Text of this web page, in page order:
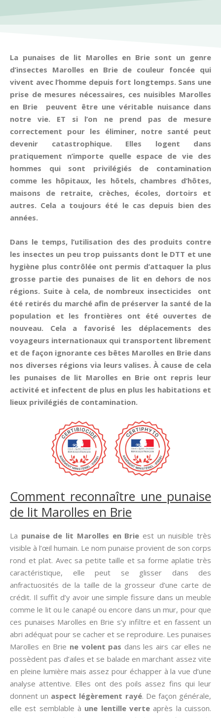
La punaises de lit Marolles en Brie sont un genre
d’insectes Marolles en Brie de couleur foncée qui
vivent avec l’homme depuis fort longtemps. Sans une
prise de mesures nécessaires, ces nuisibles Marolles
en Brie peuvent être une véritable nuisance dans
notre vie. ET si l’on ne prend pas de mesure
correctement pour les éliminer, notre santé peut
devenir catastrophique. Elles logent dans
pratiquement n’importe quelle espace de vie des
hommes qui sont privilégiés de contamination
comme les hôpitaux, les hôtels, chambres d’hôtes,
maisons de retraite, crèches, écoles, dortoirs et
autres. Cela a toujours été le cas depuis bien des
années.
Dans le temps, l’utilisation des des produits contre
les insectes un peu trop puissants dont le DTT et une
hygiène plus contrôlée ont permis d’attaquer la plus
grosse partie des punaises de lit en dehors de nos
régions. Suite à cela, de nombreux insecticides ont
été retirés du marché afin de préserver la santé de la
population et les frontières ont été ouvertes de
nouveau. Cela a favorisé les déplacements des
voyageurs internationaux qui transportent librement
et de façon ignorante ces bêtes Marolles en Brie dans
nos diverses régions via leurs valises. À cause de cela
les punaises de lit Marolles en Brie ont repris leur
activité et infectent de plus en plus les habitations et
lieux privilégiés de contamination.
Comment reconnaître une punaise
de lit Marolles en Brie
La punaise de lit Marolles en Brie est un nuisible très
visible à l’œil humain. Le nom punaise provient de son corps
rond et plat. Avec sa petite taille et sa forme aplatie très
caractéristique, elle peut se glisser dans des
anfractuosités de la taille de la grosseur d’une carte de
crédit. Il suffit d’y avoir une simple fissure dans un meuble
comme le lit ou le canapé ou encore dans un mur, pour que
ces punaises Marolles en Brie s’y infiltre et en fassent un
abri adéquat pour se cacher et se reproduire. Les punaises
Marolles en Brie ne volent pas dans les airs car elles ne
possèdent pas d’ailes et se balade en marchant assez vite
en pleine lumière mais assez pour échapper à la vue d’une
analyse attentive. Elles ont des poils assez fins qui leur
donnent un aspect légèrement rayé. De façon générale,
elle est semblable à une lentille verte après la cuisson.